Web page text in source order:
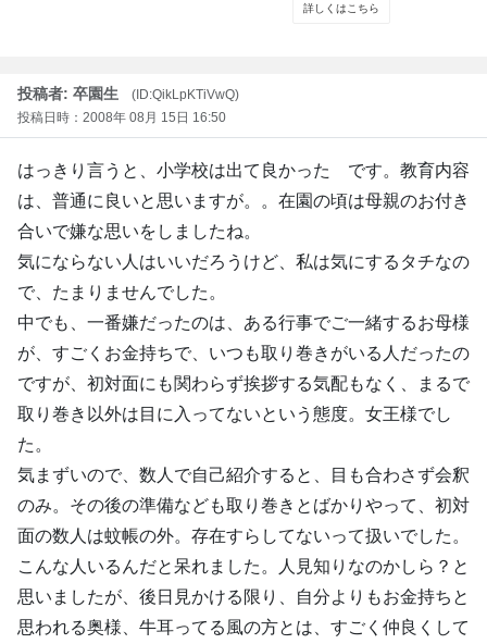
投稿者: 卒園生
(ID:QikLpKTiVwQ)
投稿日時：2008年 08月 15日 16:50
はっきり言うと、小学校は出て良かった です。教育内容
は、普通に良いと思いますが。。在園の頃は母親のお付き
合いで嫌な思いをしましたね。
気にならない人はいいだろうけど、私は気にするタチなの
で、たまりませんでした。
中でも、一番嫌だったのは、ある行事でご一緒するお母様
が、すごくお金持ちで、いつも取り巻きがいる人だったの
ですが、初対面にも関わらず挨拶する気配もなく、まるで
取り巻き以外は目に入ってないという態度。女王様でし
た。
気まずいので、数人で自己紹介すると、目も合わさず会釈
のみ。その後の準備なども取り巻きとばかりやって、初対
面の数人は蚊帳の外。存在すらしてないって扱いでした。
こんな人いるんだと呆れました。人見知りなのかしら？と
思いましたが、後日見かける限り、自分よりもお金持ちと
思われる奥様、牛耳ってる風の方とは、すごく仲良くして